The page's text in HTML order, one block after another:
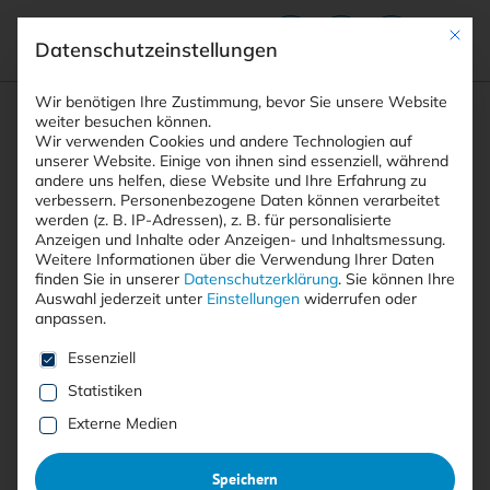
Suchfeld
Suchen
Breadcrumb-Navigation
STARTSEITE ARTIKEL WIE CISOS DIE …
Inhaltsverzeichnis
Mit <kes>+ lesen
Wie CISOs die
Mit
Datenschutzeinstellungen
Wir benötigen Ihre Zustimmung, bevor Sie unsere Website
weiter besuchen können.
Wir verwenden Cookies und andere Technologien auf
unserer Website. Einige von ihnen sind essenziell, während
andere uns helfen, diese Website und Ihre Erfahrung zu
verbessern. Personenbezogene Daten können verarbeitet
werden (z. B. IP-Adressen), z. B. für personalisierte
Anzeigen und Inhalte oder Anzeigen- und Inhaltsmessung.
Weitere Informationen über die Verwendung Ihrer Daten
finden Sie in unserer Datenschutzerklärung. Sie können Ihre
Auswahl jederzeit unter Einstellungen widerrufen oder
anpassen.
Es folgt eine Liste der Service-Gruppen, für die eine
Essenziell
Statistiken
Externe Medien
Speichern